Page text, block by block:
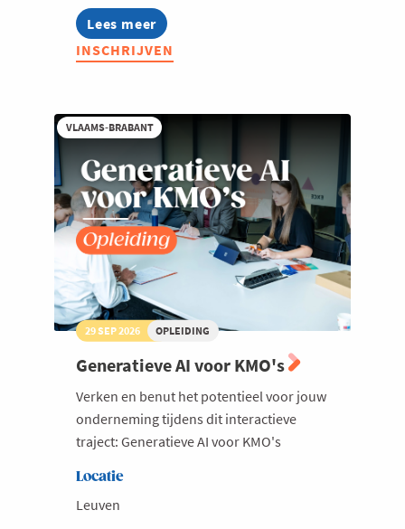
Lees meer
about
B2B
klanten
tijden
-
2026
INSCHRIJVEN
VLAAMS-BRABANT
29 SEP 2026 OPLEIDING
Generatieve AI voor KMO's
Verken en benut het potentieel voor jouw
onderneming tijdens dit interactieve
traject: Generatieve AI voor KMO's
Locatie
Leuven